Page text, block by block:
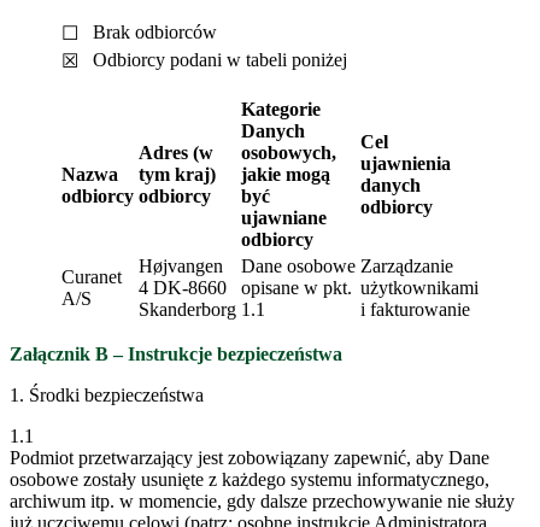
☐
Brak odbiorców
☒
Odbiorcy podani w tabeli poniżej
Nazwa
odbiorcy
Adres (w
tym kraj)
odbiorcy
Kategorie
Danych
osobowych,
jakie mogą
być
ujawniane
odbiorcy
Cel
ujawnienia
danych
odbiorcy
Curanet
A/S
Højvangen
4 DK-8660
Skanderborg
Dane osobowe
opisane w pkt.
1.1
Zarządzanie
użytkownikami
i fakturowanie
Załącznik B – Instrukcje bezpieczeństwa
1. Środki bezpieczeństwa
1.1
Podmiot przetwarzający jest zobowiązany zapewnić, aby Dane
osobowe zostały usunięte z każdego systemu informatycznego,
archiwum itp. w momencie, gdy dalsze przechowywanie nie służy